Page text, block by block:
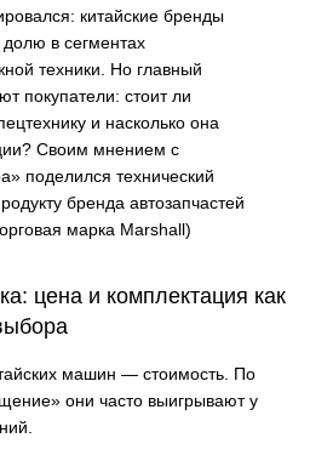
китайские бренды
в сегментах
техники. Но главный
покупатели: стоит ли
и насколько она
Своим мнением с
поделился технический
бренда автозапчастей
марка Marshall)
цена и комплектация как
машин — стоимость. По
они часто выигрывают у